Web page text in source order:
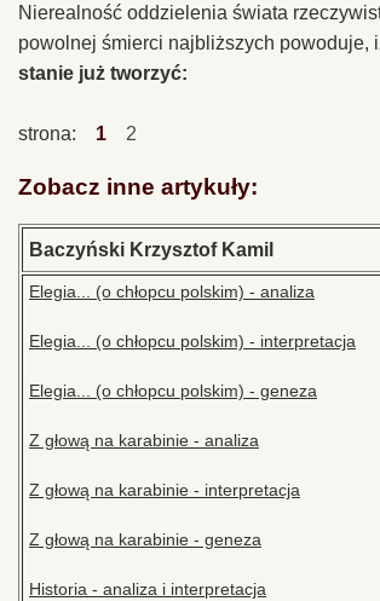
Nierealność oddzielenia świata
powolnej śmierci najbliższych powoduje,
stanie już tworzyć:
strona: 1 2
Zobacz inne artykuły:
Baczyński Krzysztof Kamil
Elegia... (o chłopcu polskim) - analiza
Elegia... (o chłopcu polskim) - interpretacja
Elegia... (o chłopcu polskim) - geneza
Z głową na karabinie - analiza
Z głową na karabinie - interpretacja
Z głową na karabinie - geneza
Historia - analiza i interpretacja